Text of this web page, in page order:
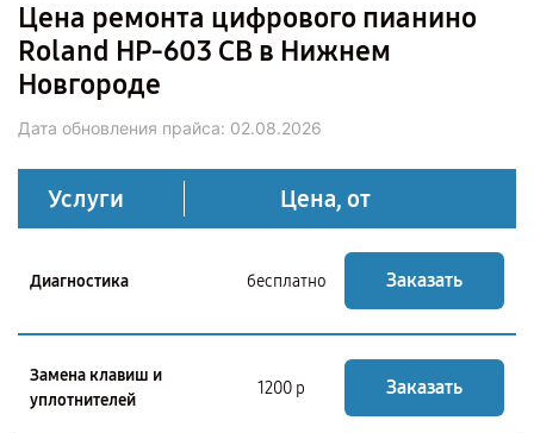
Цена ремонта цифрового пианино
Roland HP-603 CB в Нижнем
Новгороде
Дата обновления прайса: 02.08.2026
Услуги Цена, от
Диагностика бесплатно Заказать
Замена клавиш и
уплотнителей
1200 р Заказать